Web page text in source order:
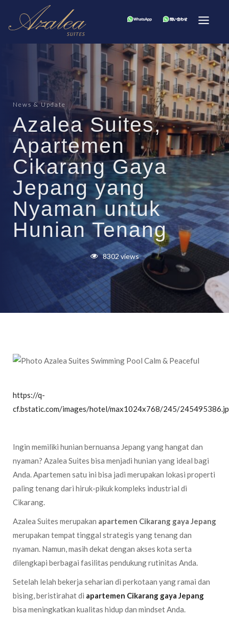
News & Update
Azalea Suites,
Apartemen
Cikarang Gaya
Jepang yang
Nyaman untuk
Hunian Tenang
8302 views
https://q-
cf.bstatic.com/images/hotel/max1024x768/245/
Ingin memiliki hunian bernuansa Jepang yang hangat dan
nyaman? Azalea Suites bisa menjadi hunian yang ideal bagi
Anda. Apartemen satu ini bisa jadi merupakan lokasi properti
paling tenang dari hiruk-pikuk kompleks industrial di
Cikarang.
Azalea Suites merupakan apartemen Cikarang gaya Jepang
merupakan tempat tinggal strategis yang tenang dan
nyaman. Namun, masih dekat dengan akses kota serta
dilengkapi berbagai fasilitas pendukung rutinitas Anda.
Setelah lelah bekerja seharian di perkotaan yang ramai dan
bising, beristirahat di apartemen Cikarang gaya Jepang
bisa meningkatkan kualitas hidup dan mindset Anda.